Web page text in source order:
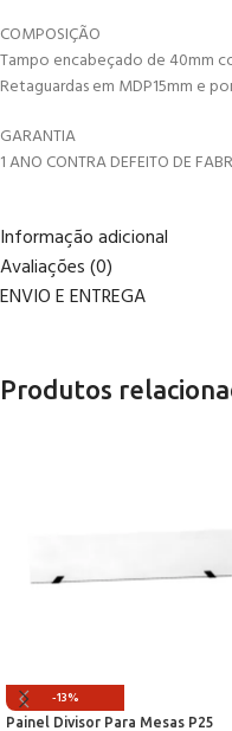
COMPOSIÇÃO
Tampo encabeçado de 40mm
Retaguardas em MDP15mm e
GARANTIA
1 ANO CONTRA DEFEITO DE
Informação adicional
Avaliações (0)
ENVIO E ENTREGA
Produtos
-13%
Painel Divisor Para Mesas P25